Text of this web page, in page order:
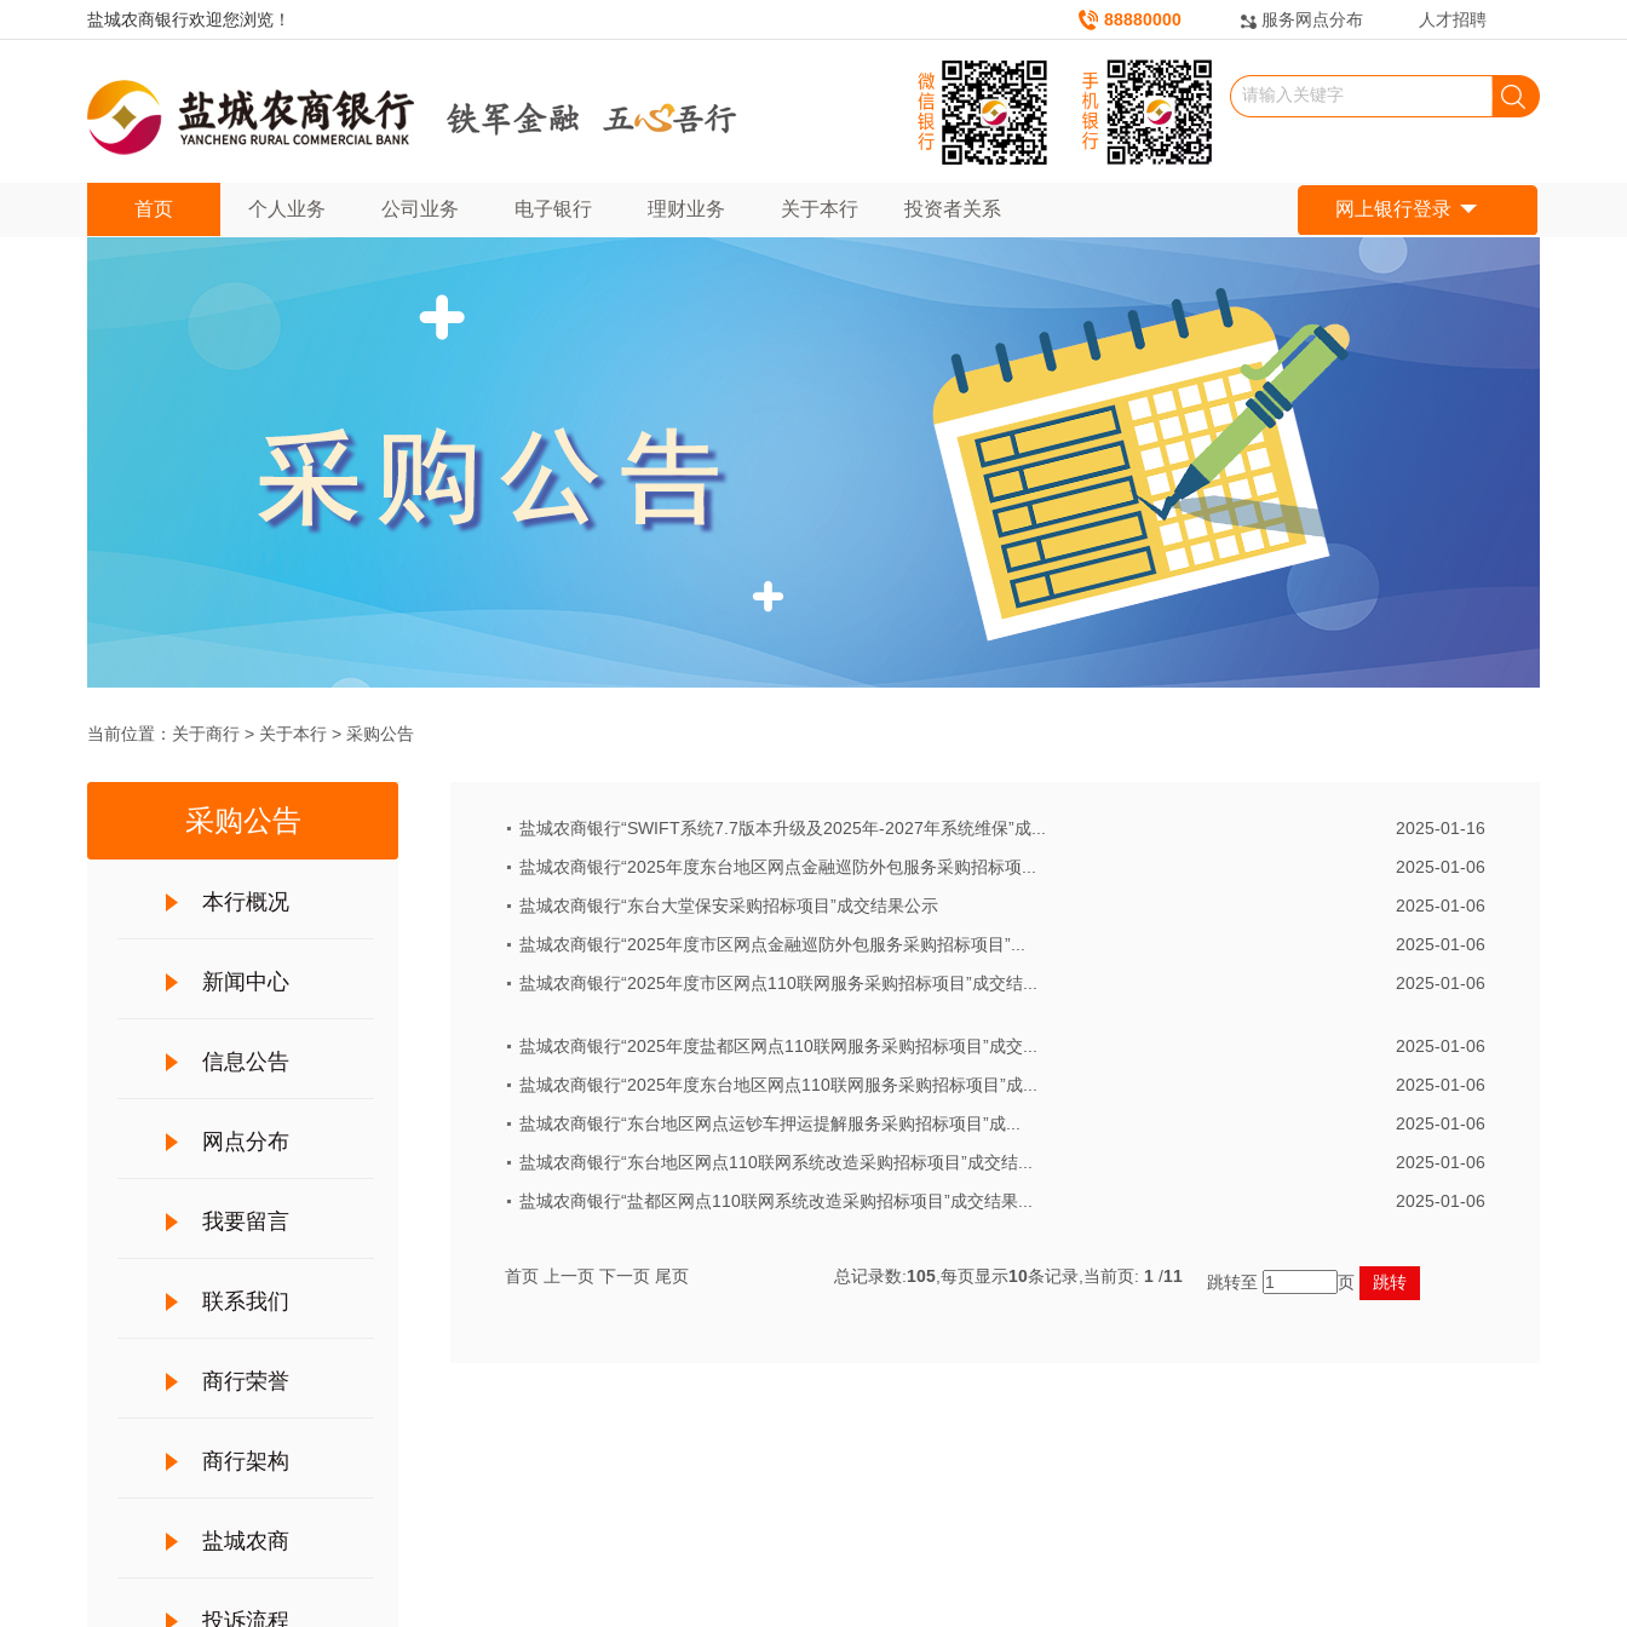
盐城农商银行欢迎您浏览！ 88880000 服务网点分布 人才招聘
首页 个人业务 公司业务 电子银行 理财业务 关于本行 投资者关系 网上银行登录
当前位置： 关于商行 > 关于本行 > 采购公告
采购公告
本行概况
新闻中心
信息公告
网点分布
我要留言
联系我们
商行荣誉
商行架构
盐城农商
投诉流程
盐城农商银行“SWIFT系统7.7版本升级及2025年-2027年系统维保”成...
2025-01-16
盐城农商银行“2025年度东台地区网点金融巡防外包服务采购招标项...
2025-01-06
盐城农商银行“东台大堂保安采购招标项目”成交结果公示
2025-01-06
盐城农商银行“2025年度市区网点金融巡防外包服务采购招标项目”...
2025-01-06
盐城农商银行“2025年度市区网点110联网服务采购招标项目”成交结...
2025-01-06
盐城农商银行“2025年度盐都区网点110联网服务采购招标项目”成交...
2025-01-06
盐城农商银行“2025年度东台地区网点110联网服务采购招标项目”成...
2025-01-06
盐城农商银行“东台地区网点运钞车押运提解服务采购招标项目”成...
2025-01-06
盐城农商银行“东台地区网点110联网系统改造采购招标项目”成交结...
2025-01-06
盐城农商银行“盐都区网点110联网系统改造采购招标项目”成交结果...
2025-01-06
首页 上一页 下一页 尾页 总记录数:105 ,每页显示10条记录,当前页: 1 /11 跳转至 页